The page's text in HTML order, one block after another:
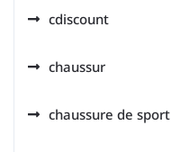
cdiscount
chaussur
chaussure de sport